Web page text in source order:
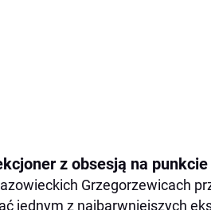
z obsesją na
Grzegorzewicach
jednym z najbarwniejszych